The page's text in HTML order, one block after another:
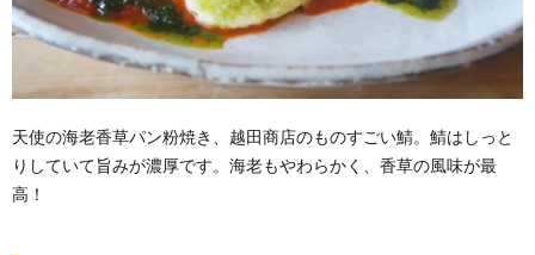
天使の海老香草パン粉焼き、越田商店のものすごい鯖。鯖はしっと
りしていて旨みが濃厚です。海老もやわらかく、香草の風味が最
高！